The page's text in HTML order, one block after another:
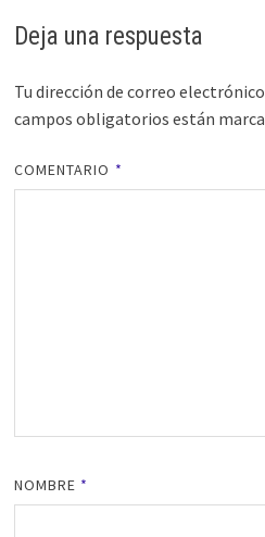
Deja una respuesta
Tu dirección de correo
campos obligatorios están
COMENTARIO *
NOMBRE *